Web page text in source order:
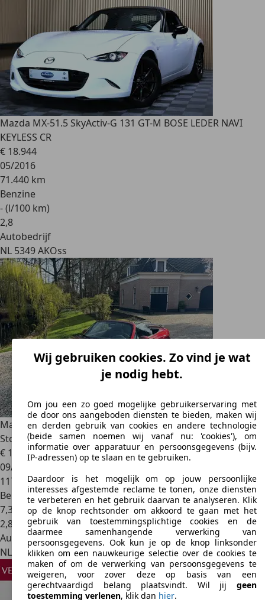
Mazda MX-51.5 SkyActiv-G 131 GT-M BOSE LEDER NAVI
KEYLESS CR
€ 18.944
05/2016
71.440 km
Benzine
- (l/100 km)
2,8
Autobedrijf
NL 5349 AKOss
Mazda MX-51.8 EXECUTIVE NL-auto 117.000km NAP Leer /
Stoelve
€ 13.950
09/2008
117.121 km
Benzine
7,3 l/100 km (gem.)
2,8
Autobedrijf
NL 7391 ALTwello
Wij gebruiken cookies. Zo vind je wat
je nodig hebt.
Om jou een zo goed mogelijke gebruikerservaring met
de door ons aangeboden diensten te bieden, maken wij
en derden gebruik van cookies en andere technologie
(beide samen noemen wij vanaf nu: 'cookies'), om
informatie over apparatuur en persoonsgegevens (bijv.
IP-adressen) op te slaan en te gebruiken.
Daardoor is het mogelijk om op jouw persoonlijke
interesses afgestemde reclame te tonen, onze diensten
te verbeteren en het gebruik daarvan te analyseren. Klik
op de knop rechtsonder om akkoord te gaan met het
gebruik van toestemmingsplichtige cookies en de
daarmee samenhangende verwerking van
persoonsgegevens. Ook kun je op de knop linksonder
klikken om een nauwkeurige selectie over de cookies te
maken of om de verwerking van persoonsgegevens te
weigeren, voor zover deze op basis van een
gerechtvaardigd belang plaatsvindt. Wil jij geen
toestemming verlenen, klik dan hier.